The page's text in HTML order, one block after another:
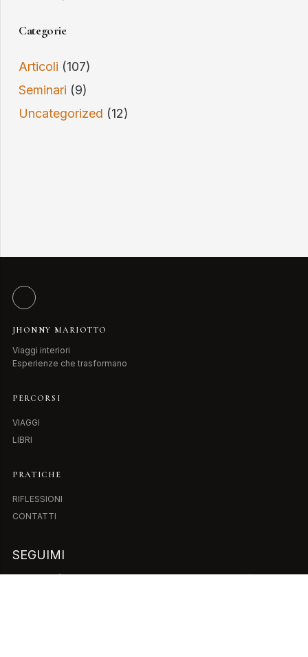
Categorie
Articoli (107)
Seminari (9)
Uncategorized (12)
JHONNY MARIOTTO
Viaggi interiori
Esperienze che trasformano
PERCORSI
VIAGGI
LIBRI
PRATICHE
RIFLESSIONI
CONTATTI
SEGUIMI